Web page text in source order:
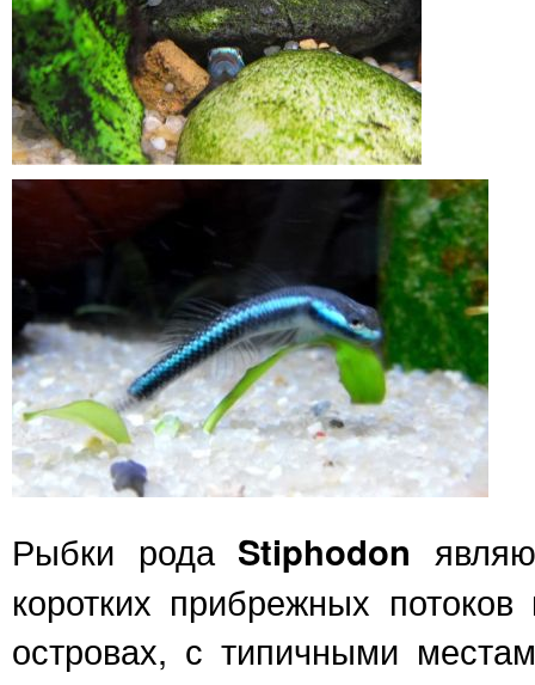
Рыбки рода Stiphodon
коротких прибрежных
островах, с типичными